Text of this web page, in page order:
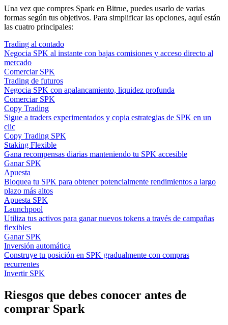
Una vez que compres Spark en Bitrue, puedes usarlo de varias
formas según tus objetivos. Para simplificar las opciones, aquí están
las cuatro principales:
Trading al contado
Negocia SPK al instante con bajas comisiones y acceso directo al
mercado
Comerciar SPK
Trading de futuros
Negocia SPK con apalancamiento, liquidez profunda
Comerciar SPK
Copy Trading
Sigue a traders experimentados y copia estrategias de SPK en un
clic
Copy Trading SPK
Staking Flexible
Gana recompensas diarias manteniendo tu SPK accesible
Ganar SPK
Apuesta
Bloquea tu SPK para obtener potencialmente rendimientos a largo
plazo más altos
Apuesta SPK
Launchpool
Utiliza tus activos para ganar nuevos tokens a través de campañas
flexibles
Ganar SPK
Inversión automática
Construye tu posición en SPK gradualmente con compras
recurrentes
Invertir SPK
Riesgos que debes conocer antes de
comprar Spark